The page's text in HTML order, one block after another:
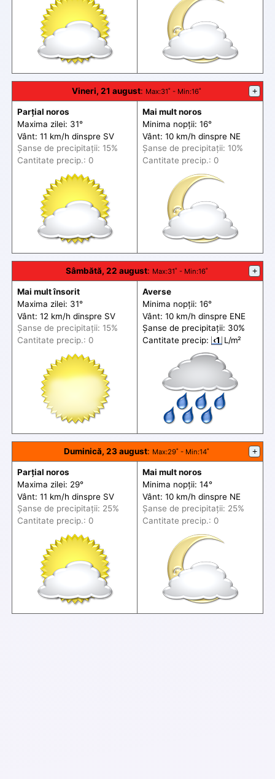
Vineri, 21 august: Max:31˚ - Min:16˚ +
Parțial noros
Maxima zilei: 31°
Vânt: 11 km/h dinspre SV
Șanse de precipitații: 15%
Cantitate precip.: 0
Mai mult noros
Minima nopții: 16°
Vânt: 10 km/h dinspre NE
Șanse de precipitații: 10%
Cantitate precip.: 0
Sâmbătă, 22 august: Max:31˚ - Min:16˚ +
Mai mult însorit
Maxima zilei: 31°
Vânt: 12 km/h dinspre SV
Șanse de precipitații: 15%
Cantitate precip.: 0
Averse
Minima nopții: 16°
Vânt: 10 km/h dinspre ENE
Șanse de precipitații: 30%
Cantitate precip: ‹1 L/m²
Duminică, 23 august: Max:29˚ - Min:14˚ +
Parțial noros
Maxima zilei: 29°
Vânt: 11 km/h dinspre SV
Șanse de precipitații: 25%
Cantitate precip.: 0
Mai mult noros
Minima nopții: 14°
Vânt: 10 km/h dinspre NE
Șanse de precipitații: 25%
Cantitate precip.: 0